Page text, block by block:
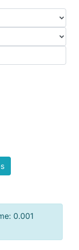
0.001